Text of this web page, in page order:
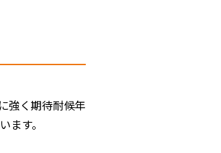
強く期待耐候年
ます。